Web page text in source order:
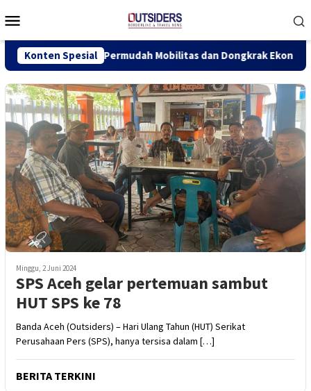
ke
Mobile
Konten Spesial
Permudah Mobilitas dan Dongkrak Ekonomi
Minggu, 2 Juni 2024
SPS Aceh gelar pertemuan sambut
HUT SPS ke 78
Banda Aceh (Outsiders) – Hari Ulang Tahun (HUT) Serikat
Perusahaan Pers (SPS), hanya tersisa dalam […]
BERITA TERKINI